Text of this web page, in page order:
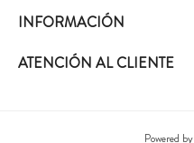
INFORMACIÓN
ATENCIÓN AL CLIENTE
Powered by